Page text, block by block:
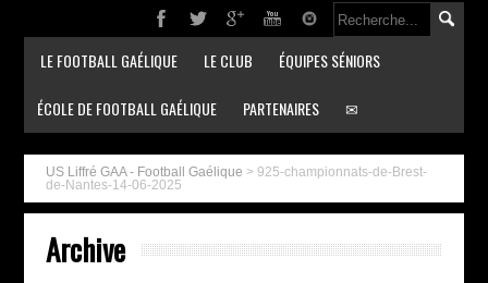
LE FOOTBALL GAÉLIQUE LE CLUB ÉQUIPES SÉNIORS
ÉCOLE DE FOOTBALL GAÉLIQUE PARTENAIRES ✉
US Liffré GAA - Football Gaélique >925-championnats-de-Brest-
de-Nantes-14-06-2025
Archive